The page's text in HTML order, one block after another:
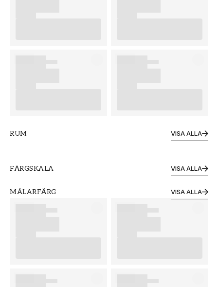
RUM VISA ALLA
Sovrum
FÄRGSKALA VISA ALLA
Blå tapeter
MÅLARFÄRG VISA ALLA